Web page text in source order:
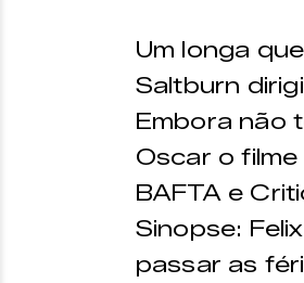
Um longa
Saltburn
Embora não
Oscar o
BAFTA e
Sinopse:
passar as